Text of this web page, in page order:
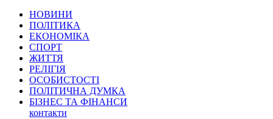
НОВИНИ
ПОЛІТИКА
ЕКОНОМІКА
СПОРТ
ЖИТТЯ
РЕЛІГІЯ
ОСОБИСТОСТІ
ПОЛІТИЧНА ДУМКА
БІЗНЕС ТА ФІНАНСИ
контакти